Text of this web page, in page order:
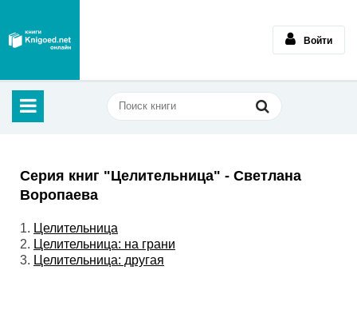
Войти
Серия книг "Целительница" - Светлана
Воропаева
1. Целительница
2. Целительница: на грани
3. Целительница: другая